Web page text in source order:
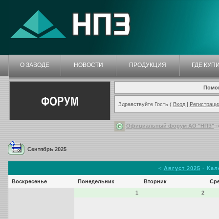
О ЗАВОДЕ НОВОСТИ ПРОДУКЦИЯ ГДЕ
ФОРУМ Здравствуйте Гость ( Вход|
Официальный форум АО "НПЗ"-
Сентябрь 2025
< Август 2025 ·
Воскресенье Понедельник Вторник
1
2